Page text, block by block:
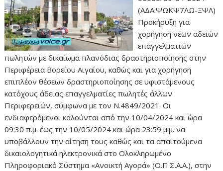
(ΑΔΑ:ΨΩΚΨ7ΛΩ-ΞΨΛ)
Προκήρυξη για
χορήγηση νέων αδειών
επαγγελματιών
πωλητών με δικαίωμα πλανόδιας δραστηριοποίησης στην
Περιφέρεια Βορείου Αιγαίου, καθώς και για χορήγηση
επιπλέον θέσεων δραστηριοποίησης σε υφιστάμενους
κατόχους άδειας επαγγελματίες πωλητές άλλων
Περιφερειών, σύμφωνα με τον Ν.4849/2021. Οι
ενδιαφερόμενοι καλούνται από την 10/04/2024 και ώρα
09:30 π.μ. έως την 10/05/2024 και ώρα 23:59 μ.μ. να
υποβάλλουν την αίτηση τους καθώς και τα απαιτούμενα
δικαιολογητικά ηλεκτρονικά στο Ολοκληρωμένο
Πληροφοριακό Σύστημα «Ανοικτή Αγορά» (Ο.Π.Σ.Α.Α.), στην